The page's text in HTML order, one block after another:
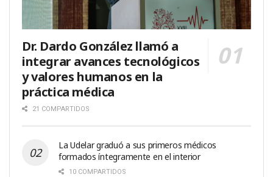
Dr. Dardo González llamó a
integrar avances tecnológicos
y valores humanos en la
práctica médica
21 COMPARTIDOS
La Udelar graduó a sus primeros médicos
formados íntegramente en el interior
10 COMPARTIDOS